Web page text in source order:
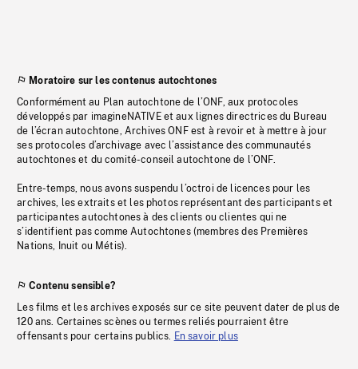
Moratoire sur les contenus autochtones
Conformément au Plan autochtone de l’ONF, aux protocoles
développés par imagineNATIVE et aux lignes directrices du Bureau
de l’écran autochtone, Archives ONF est à revoir et à mettre à jour
ses protocoles d’archivage avec l’assistance des communautés
autochtones et du comité-conseil autochtone de l’ONF.
Entre-temps, nous avons suspendu l’octroi de licences pour les
archives, les extraits et les photos représentant des participants et
participantes autochtones à des clients ou clientes qui ne
s’identifient pas comme Autochtones (membres des Premières
Nations, Inuit ou Métis).
Contenu sensible?
Les films et les archives exposés sur ce site peuvent dater de plus de
120 ans. Certaines scènes ou termes reliés pourraient être
offensants pour certains publics. En savoir plus